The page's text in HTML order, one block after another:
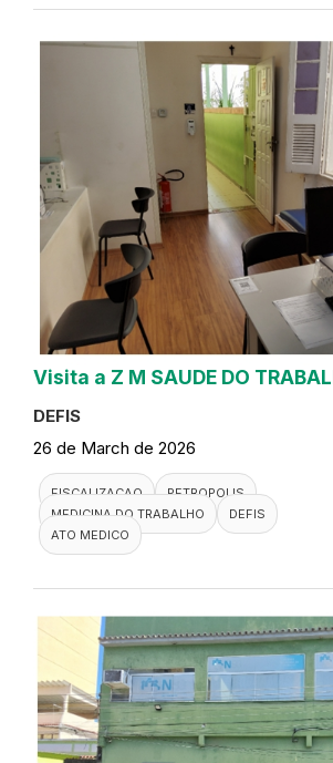
Visita a Z M SAUDE DO
DEFIS
26 de March de 2026
FISCALIZACAO
PETROPOLIS
MEDICINA DO TRABALHO
DEFIS
ATO MEDICO